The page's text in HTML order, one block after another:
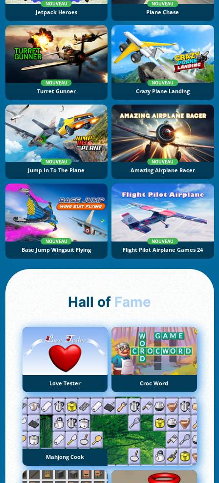
NOUVEAU
Jetpack Heroes
NOUVEAU
Plane Chase
NOUVEAU
Turret Gunner
NOUVEAU
Crazy Plane Landing
NOUVEAU
Jump In To The Plane
NOUVEAU
Amazing Airplane Racer
NOUVEAU
Base Jump Wingsuit Flying
NOUVEAU
Flight Pilot Airplane Games 24
Hall of Fame
Love Tester Croc Word
Mahjong Cook